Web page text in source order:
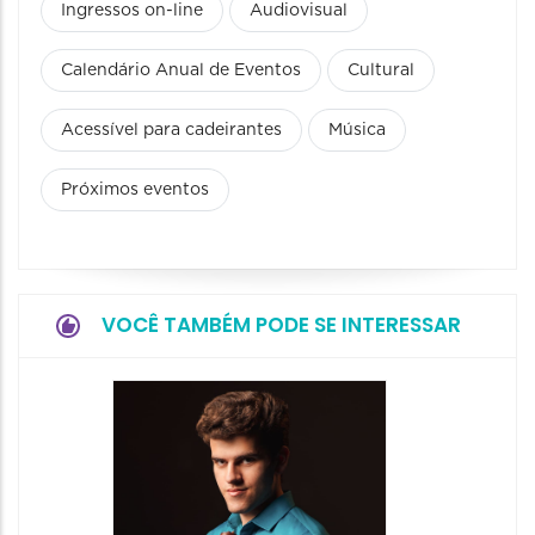
Ingressos on-line Audiovisual
Calendário Anual de Eventos Cultural
Acessível para cadeirantes Música
Próximos eventos
VOCÊ TAMBÉM PODE SE INTERESSAR